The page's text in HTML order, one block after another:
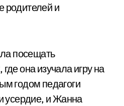
родителей и
посещать
она изучала игру на
годом педагоги
усердие, и Жанна